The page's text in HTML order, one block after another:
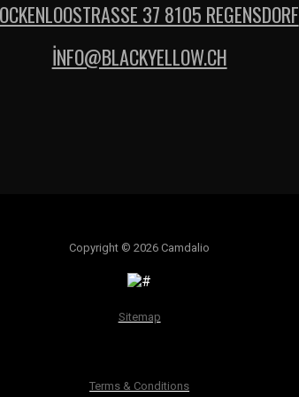
37 8105 REGENSDORF
İNFO@BLACKYELLOW.CH
Copyright © 2026 Camdalio
Sitemap
Terms & Conditions